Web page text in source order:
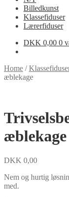
Billedkunst
Klassefiduser
Lærerfiduser
DKK 0,00 0
Home /
æblekage
æblekage
DKK 0,00
Nem og hurtig
med.